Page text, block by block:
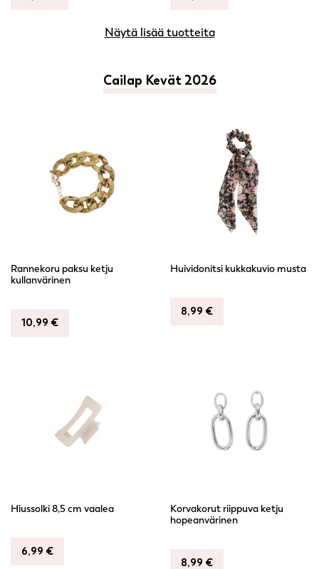
Näytä lisää tuotteita
Cailap Kevät 2026
Rannekoru paksu ketju
kullanvärinen
10,99 €
Huividonitsi kukkakuvio musta
8,99 €
Hiussolki 8,5 cm vaalea
6,99 €
Korvakorut riippuva ketju
hopeanvärinen
8,99 €